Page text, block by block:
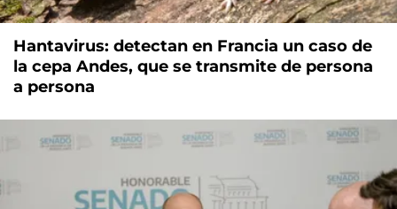
Hantavirus: detectan en Francia un caso de
la cepa Andes, que se transmite de persona
a persona